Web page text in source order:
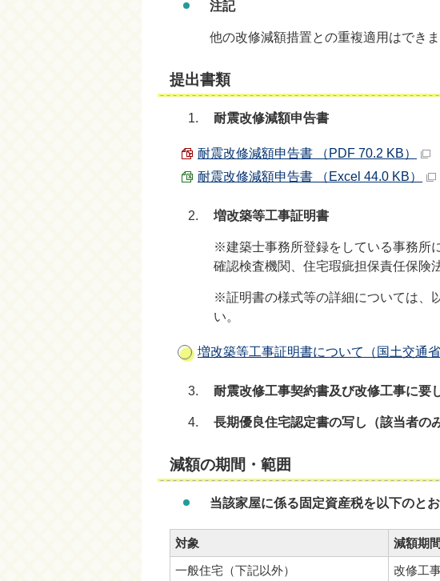
注記
他の改修減額措置との重複適用はできま
提出書類
耐震改修減額申告書
耐震改修減額申告書 （PDF 70.2 KB）
耐震改修減額申告書 （Excel 44.0 KB）
増改築等工事証明書
※建築士事務所登録をしている事務所
確認検査機関、住宅瑕疵担保責任保険
※証明書の様式等の詳細については、
い。
増改築等工事証明書について（国土交通省
耐震改修工事契約書及び改修工事に要
長期優良住宅認定書の写し（該当者のみ
減額の期間・範囲
当該家屋に係る固定資産税を以下のとお
対象 減額期間
一般住宅（下記以外）
改修工